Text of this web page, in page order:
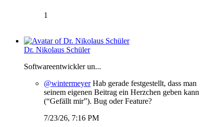
1
Dr. Nikolaus Schüler
Softwareentwickler un...
@wintermeyerHab gerade festgestellt, dass man
seinem eigenen Beitrag ein Herzchen geben kann
(“Gefällt mir”). Bug oder Feature?
7/23/26, 7:16 PM